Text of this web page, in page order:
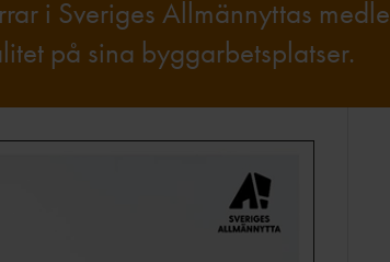
i Sveriges Allmännyttas
på sina byggarbetsplatser.